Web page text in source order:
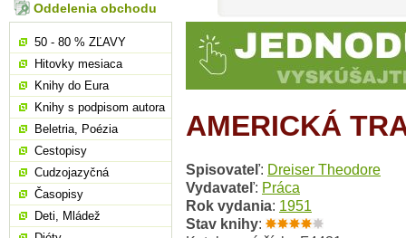
AMERICKÁ
Spisovateľ: Dreiser Theodore
Vydavateľ: Práca
Rok vydania: 1951
Stav knihy:
Oddelenia obchodu
50 - 80 % ZĽAVY
Hitovky mesiaca
Knihy do Eura
Knihy s podpisom autora
Beletria, Poézia
Cestopisy
Cudzojazyčná
Časopisy
Deti, Mládež